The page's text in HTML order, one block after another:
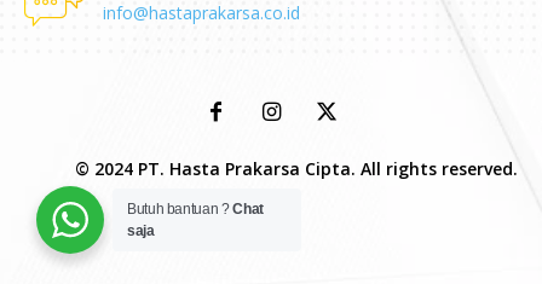
info@hastaprakarsa.co.id
© 2024 PT. Hasta Prakarsa Cipta. All rights reserved.
Butuh bantuan ?Chat
saja